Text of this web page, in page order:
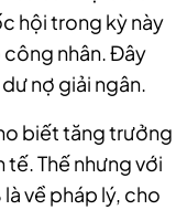
hội trong kỳ này
nhân. Đây
nợ giải ngân.
biết tăng trưởng
Thế nhưng với
về pháp lý, cho